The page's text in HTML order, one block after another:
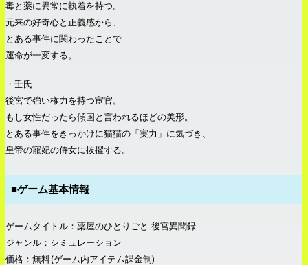
毒と薬に異常に執着を持つ。
元来の好奇心と正義感から、
とある事件に関わったことで
運命が一変する。
・壬氏
後宮で強い権力を持つ宦官。
もし女性だったら傾国と言われるほどの美形。
とある事件をきっかけに猫猫の「実力」に気づき、
皇帝の寵妃の侍女に抜擢する。
■ゲーム基本情報
ゲームタイトル：薬屋のひとりごと 後宮異聞録
ジャンル：シミュレーション
価格：無料(ゲーム内アイテム課金制)